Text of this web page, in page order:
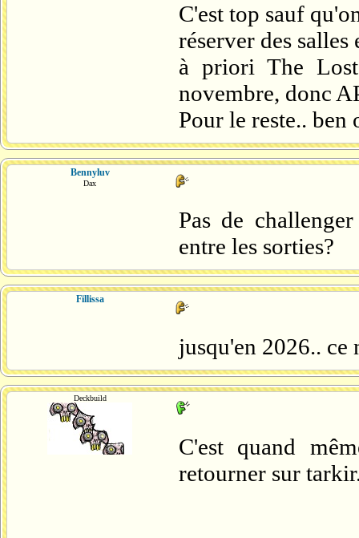
C'est top sauf
réserver des salles
à priori The
novembre, donc
Pour le reste.. ben
Bennyluv
Dax
Pas de
entre les sorties?
Fillissa
jusqu'en 2026.. ce
Deckbuild
C'est quand
retourner sur